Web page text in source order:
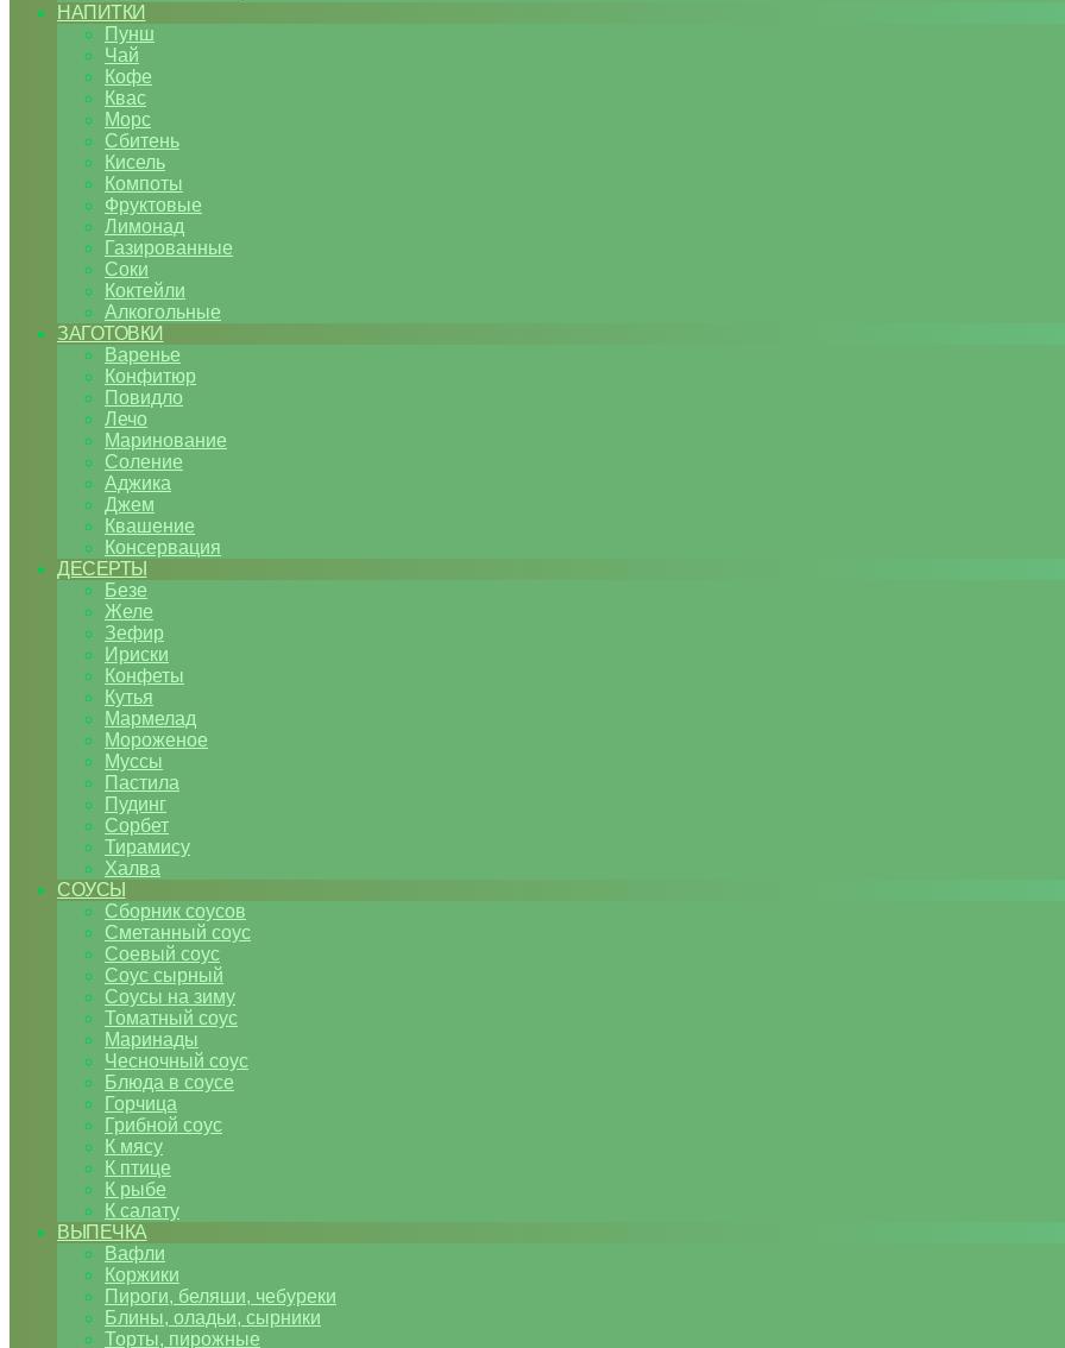
НАПИТКИ
Пунш
Чай
Кофе
Квас
Морс
Сбитень
Кисель
Компоты
Фруктовые
Лимонад
Газированные
Соки
Коктейли
Алкогольные
ЗАГОТОВКИ
Варенье
Конфитюр
Повидло
Лечо
Маринование
Соление
Аджика
Джем
Квашение
Консервация
ДЕСЕРТЫ
Безе
Желе
Зефир
Ириски
Конфеты
Кутья
Мармелад
Мороженое
Муссы
Пастила
Пудинг
Сорбет
Тирамису
Халва
СОУСЫ
Сборник соусов
Сметанный соус
Соевый соус
Соус сырный
Соусы на зиму
Томатный соус
Маринады
Чесночный соус
Блюда в соусе
Горчица
Грибной соус
К мясу
К птице
К рыбе
К салату
ВЫПЕЧКА
Вафли
Коржики
Пироги, беляши, чебуреки
Блины, оладьи, сырники
Торты, пирожные